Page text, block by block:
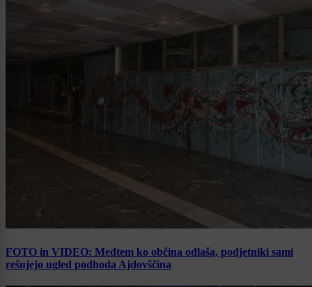
FOTO in VIDEO: Medtem ko občina odlaša, podjetniki sami
rešujejo ugled podhoda Ajdovščina